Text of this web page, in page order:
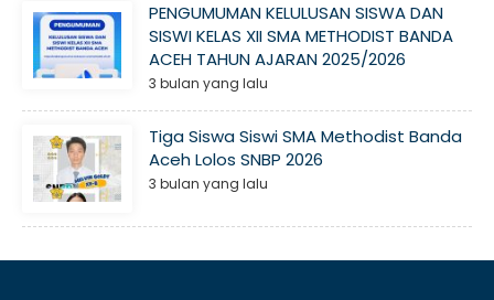
PENGUMUMAN KELULUSAN SISWA DAN
SISWI KELAS XII SMA METHODIST BANDA
ACEH TAHUN AJARAN 2025/2026
3 bulan yang lalu
Tiga Siswa Siswi SMA Methodist Banda
Aceh Lolos SNBP 2026
3 bulan yang lalu